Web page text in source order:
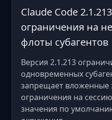
Claude Code
ограничения на
флоты субагентов
Версия 2.1.213
одновременных
запрещает вложенные
ограничения на
значения по